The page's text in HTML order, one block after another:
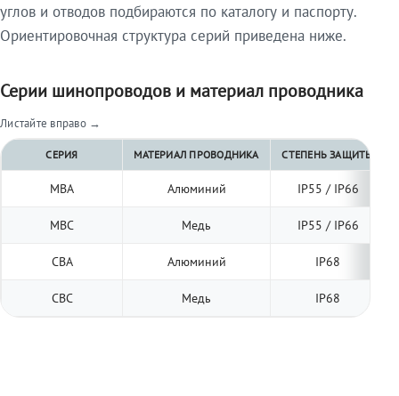
углов и отводов подбираются по каталогу и паспорту.
Ориентировочная структура серий приведена ниже.
Серии шинопроводов и материал проводника
Листайте вправо →
СЕРИЯ МАТЕРИАЛ ПРОВОДНИКА СТЕПЕНЬ ЗАЩИТЫ
МВА Алюминий IP55 / IP66
МВС Медь IP55 / IP66
СВА Алюминий IP68
СВС Медь IP68